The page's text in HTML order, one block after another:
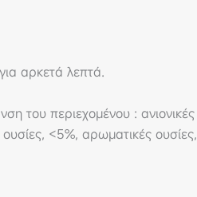
αρκετά λεπτά.
του περιεχομένου : ανιονικές
<5%, αρωματικές ουσίες,